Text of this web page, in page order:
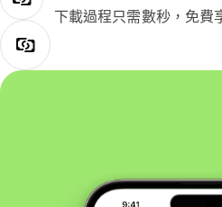
下載過程只需數秒，免費